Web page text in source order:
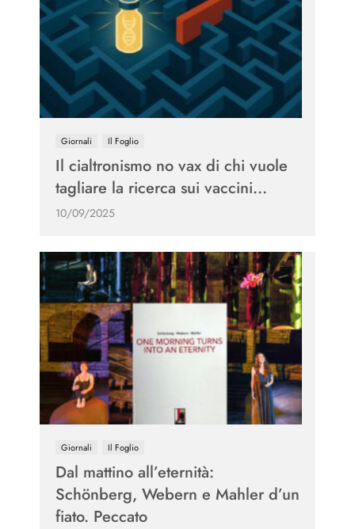
Giornali Il Foglio
Il cialtronismo no vax di chi vuole
tagliare la ricerca sui vaccini...
10/09/2025
Giornali Il Foglio
Dal mattino all’eternità:
Schönberg, Webern e Mahler d’un
fiato. Peccato